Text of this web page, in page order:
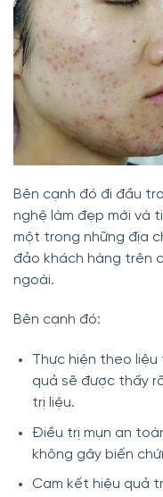
Bên cạnh đó đi đầu
nghệ làm đẹp mới và
một trong những địa
đảo khách hàng trên
ngoài.
Bên cạnh đó:
Thực hiện theo liệu
quả sẽ được thấy
trị liệu.
Điều trị mụn an
không gây biến
Cam kết hiệu quả